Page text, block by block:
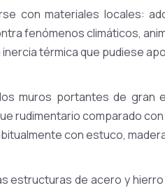
con materiales locales:
fenómenos climáticos,
térmica que pudiese
muros portantes de gran
rudimentario comparado
con estuco,
estructuras de acero y